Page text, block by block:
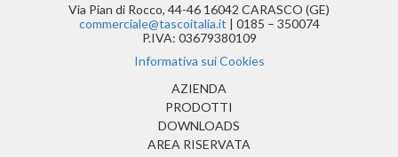
Via Pian di Rocco, 44-46 16042 CARASCO (GE)
commerciale@tascoitalia.it | 0185 – 350074
P.IVA: 03679380109
Informativa sui Cookies
AZIENDA
PRODOTTI
DOWNLOADS
AREA RISERVATA